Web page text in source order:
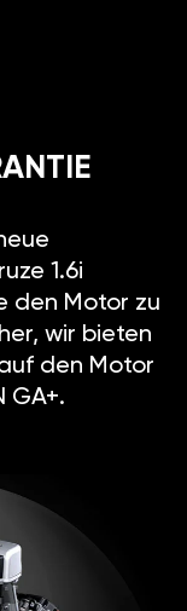
1.6i
den Motor zu
wir bieten
den Motor
GA+.